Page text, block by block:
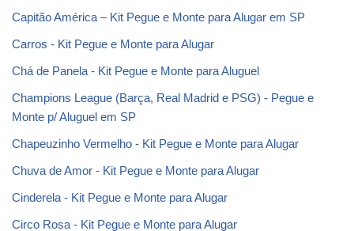
Capitão América – Kit Pegue e Monte para Alugar em SP
Carros - Kit Pegue e Monte para Alugar
Chá de Panela - Kit Pegue e Monte para Aluguel
Champions League (Barça, Real Madrid e PSG) - Pegue e
Monte p/ Aluguel em SP
Chapeuzinho Vermelho - Kit Pegue e Monte para Alugar
Chuva de Amor - Kit Pegue e Monte para Alugar
Cinderela - Kit Pegue e Monte para Alugar
Circo Rosa - Kit Pegue e Monte para Alugar